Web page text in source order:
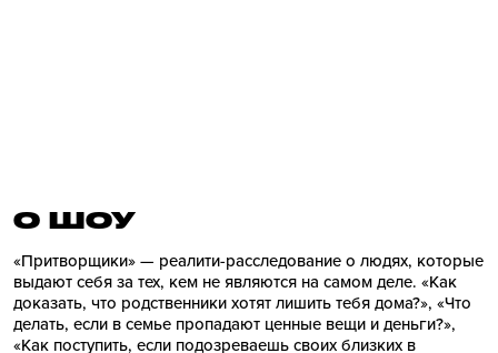
О ШОУ
«Притворщики» — реалити-расследование о людях, которые
выдают себя за тех, кем не являются на самом деле. «Как
доказать, что родственники хотят лишить тебя дома?», «Что
делать, если в семье пропадают ценные вещи и деньги?»,
«Как поступить, если подозреваешь своих близких в